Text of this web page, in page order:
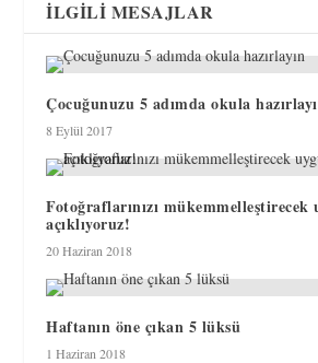
İLGILI MESAJLAR
Çocuğunuzu 5 adımda okula
8 Eylül 2017
Fotoğraflarınızı mükemmelleştirecek
açıklıyoruz!
20 Haziran 2018
Haftanın öne çıkan 5 lüksü
1 Haziran 2018